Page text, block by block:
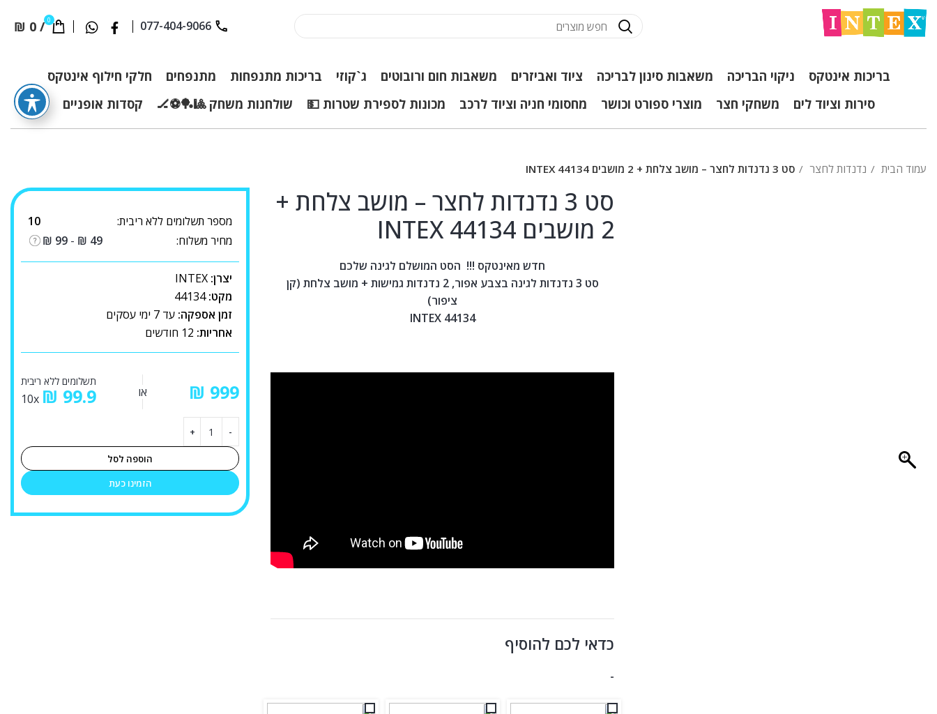
077-404-9066
0
/
₪ 0
בריכות אינטקס ניקוי הבריכה משאבות סינון לבריכה ציוד ואביזרים משאבות חום ורובוטים ג`קוזי בריכות מתנפחות מתנפחים
חלקי חילוף אינטקס
סירות וציוד לים
משחקי חצר מוצרי ספורט וכושר מחסומי חניה וציוד לרכב מכונות לספירת שטרות 💵 שולחנות משחק 🎱🏓⚽🏒 קסדות אופניים
עמוד הבית נדנדות לחצר סט 3 נדנדות לחצר – מושב צלחת + 2 מושבים INTEX 44134
סט 3 נדנדות לחצר – מושב צלחת +
2 מושבים INTEX 44134
חדש מאינטקס !!! הסט המושלם לגינה שלכם
סט 3 נדנדות לגינה בצבע אפור, 2 נדנדות גמישות + מושב צלחת (קן
ציפור)
INTEX 44134
כדאי לכם להוסיף
-
מספר תשלומים ללא ריבית:
10
מחיר משלוח:
₪ 49
-
₪ 99
יצרן: INTEX
מקט:44134
זמן אספקה: עד 7 ימי עסקים
אחריות: 12 חודשים
₪ או
תשלומים ללא ריבית
₪ 99.9
הוספה לסל
הזמינו כעת